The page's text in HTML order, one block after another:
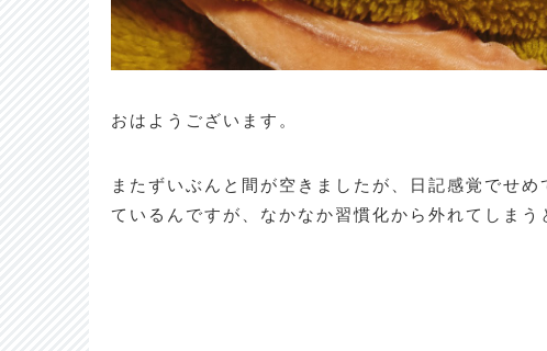
おはようございます。
またずいぶんと間が空きましたが、日記感覚でせ
ているんですが、なかなか習慣化から外れてしま